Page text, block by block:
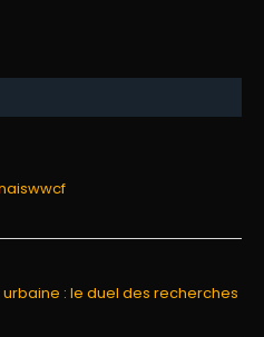
: le duel des recherches